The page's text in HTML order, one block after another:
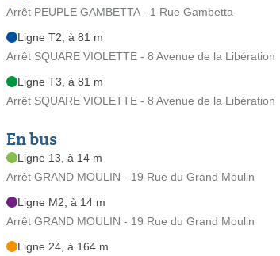
Arrêt PEUPLE GAMBETTA - 1 Rue Gambetta
Ligne T2, à 81 m
Arrêt SQUARE VIOLETTE - 8 Avenue de la Libération
Ligne T3, à 81 m
Arrêt SQUARE VIOLETTE - 8 Avenue de la Libération
En bus
Ligne 13, à 14 m
Arrêt GRAND MOULIN - 19 Rue du Grand Moulin
Ligne M2, à 14 m
Arrêt GRAND MOULIN - 19 Rue du Grand Moulin
Ligne 24, à 164 m